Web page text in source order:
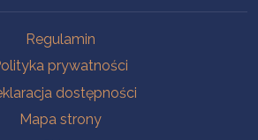
Regulamin
prywatności
dostępności
Mapa strony